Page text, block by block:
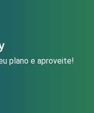
plano e aproveite!